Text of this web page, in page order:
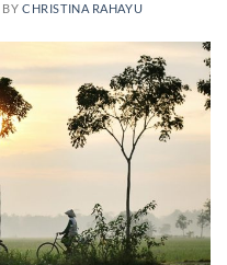
BYCHRISTINA RAHAYU